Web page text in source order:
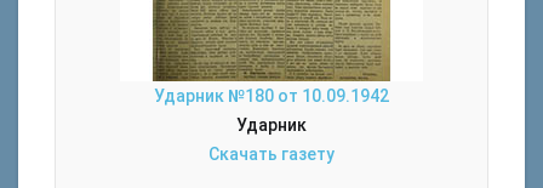
Ударник №180 от 10.09.1942
Ударник
Скачать газету